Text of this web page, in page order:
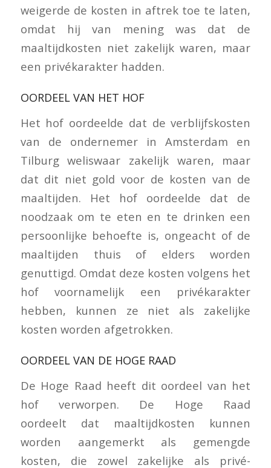
weigerde de kosten in aftrek toe te laten,
omdat hij van mening was dat de
maaltijdkosten niet zakelijk waren, maar
een privékarakter hadden.
OORDEEL VAN HET HOF
Het hof oordeelde dat de verblijfskosten
van de ondernemer in Amsterdam en
Tilburg weliswaar zakelijk waren, maar
dat dit niet gold voor de kosten van de
maaltijden. Het hof oordeelde dat de
noodzaak om te eten en te drinken een
persoonlijke behoefte is, ongeacht of de
maaltijden thuis of elders worden
genuttigd. Omdat deze kosten volgens het
hof voornamelijk een privékarakter
hebben, kunnen ze niet als zakelijke
kosten worden afgetrokken.
OORDEEL VAN DE HOGE RAAD
De Hoge Raad heeft dit oordeel van het
hof verworpen. De Hoge Raad
oordeelt dat maaltijdkosten kunnen
worden aangemerkt als gemengde
kosten, die zowel zakelijke als privé-